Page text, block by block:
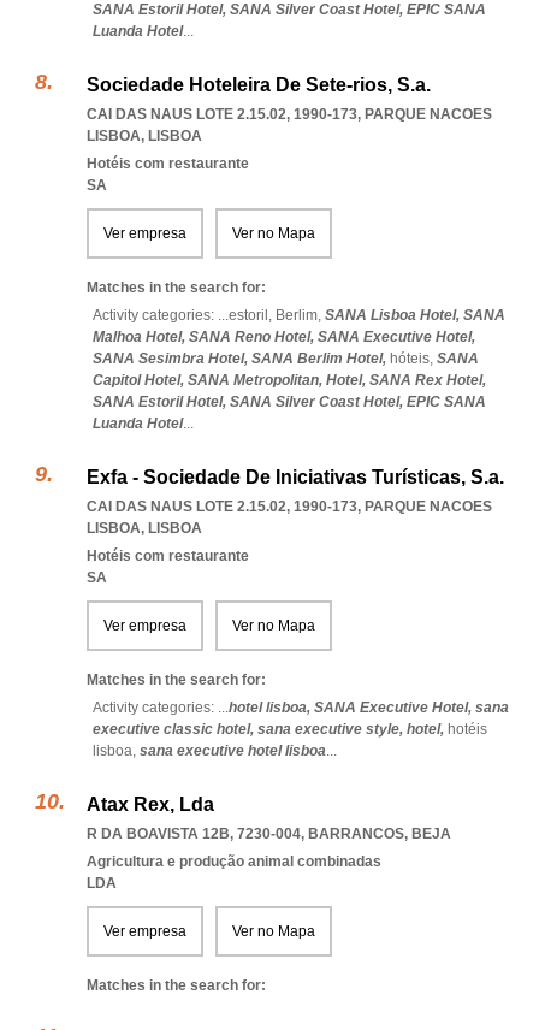
SANA Estoril Hotel, SANA Silver Coast Hotel, EPIC SANA
Luanda Hotel...
Sociedade Hoteleira De Sete-rios, S.a.
CAI DAS NAUS LOTE 2.15.02, 1990-173, PARQUE NACOES
LISBOA, LISBOA
Hotéis com restaurante
SA
Ver empresa Ver no Mapa
Matches in the search for:
Activity categories: ...estoril, Berlim, SANA Lisboa Hotel, SANA
Malhoa Hotel, SANA Reno Hotel, SANA Executive Hotel,
SANA Sesimbra Hotel, SANA Berlim Hotel, hóteis, SANA
Capitol Hotel, SANA Metropolitan, Hotel, SANA Rex Hotel,
SANA Estoril Hotel, SANA Silver Coast Hotel, EPIC SANA
Luanda Hotel...
Exfa - Sociedade De Iniciativas Turísticas, S.a.
CAI DAS NAUS LOTE 2.15.02, 1990-173, PARQUE NACOES
LISBOA, LISBOA
Hotéis com restaurante
SA
Ver empresa Ver no Mapa
Matches in the search for:
Activity categories: ...hotel lisboa, SANA Executive Hotel, sana
executive classic hotel, sana executive style, hotel, hotéis
lisboa, sana executive hotel lisboa...
Atax Rex, Lda
R DA BOAVISTA 12B, 7230-004, BARRANCOS, BEJA
Agricultura e produção animal combinadas
LDA
Ver empresa Ver no Mapa
Matches in the search for: